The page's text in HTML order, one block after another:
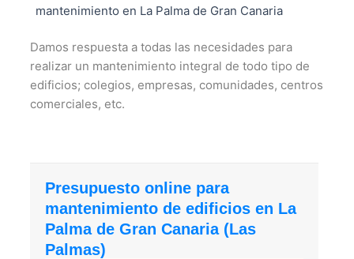
mantenimiento en La Palma de Gran Canaria
Damos respuesta a todas las necesidades para
realizar un mantenimiento integral de todo tipo de
edificios; colegios, empresas, comunidades, centros
comerciales, etc.
Presupuesto online para
mantenimiento de edificios en La
Palma de Gran Canaria (Las
Palmas)